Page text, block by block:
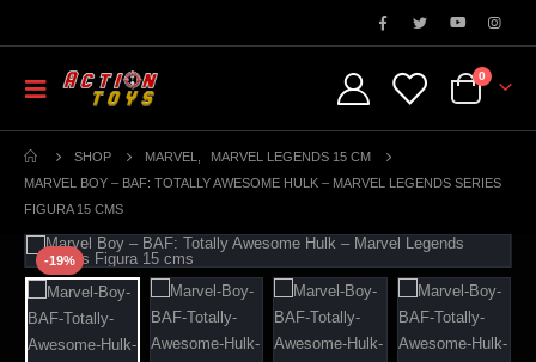
0
SHOP MARVEL
MARVEL LEGENDS 15 CM
MARVEL BOY – BAF: TOTALLY AWESOME HULK – MARVEL LEGENDS SERIES
FIGURA 15 CMS
-19%